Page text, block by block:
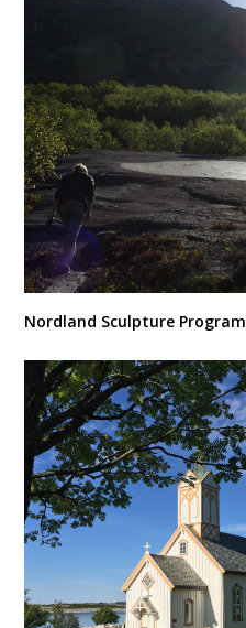
Nordland Sculpture Program